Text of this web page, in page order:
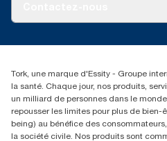
Reclamation pour distributeurs
+41 (0)848/810152
Essity Switzerland AG
Parkstraße 1b
6214 Schenkon
Lundi-jeudi 8:00-16:30 |
GLN: 7609999000928
Tork, une marque d'Essity - Groupe
la santé. Chaque jour, nos produits,
un milliard de personnes dans le
repousser les limites pour plus de bien-
being) au bénéfice des
la société civile. Nos produits sont